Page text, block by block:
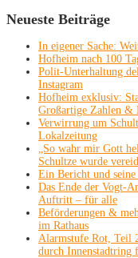
Neueste Beiträge
In eigener Sache:
Hofheim nach 100
Polit-Unterhaltung
Instagram
Hofheim exklusiv:
Großartige Zahlen &
Verwirrung um
Lokalzeitung
„So wahr mir Gott
Schultze wurde
Ein Bericht und
Das Ende der Vogt-
Auftritt – für alle
Beförderungen &
im Rathaus
Alarmstufe Rot, Teil
durch Innenstadtring